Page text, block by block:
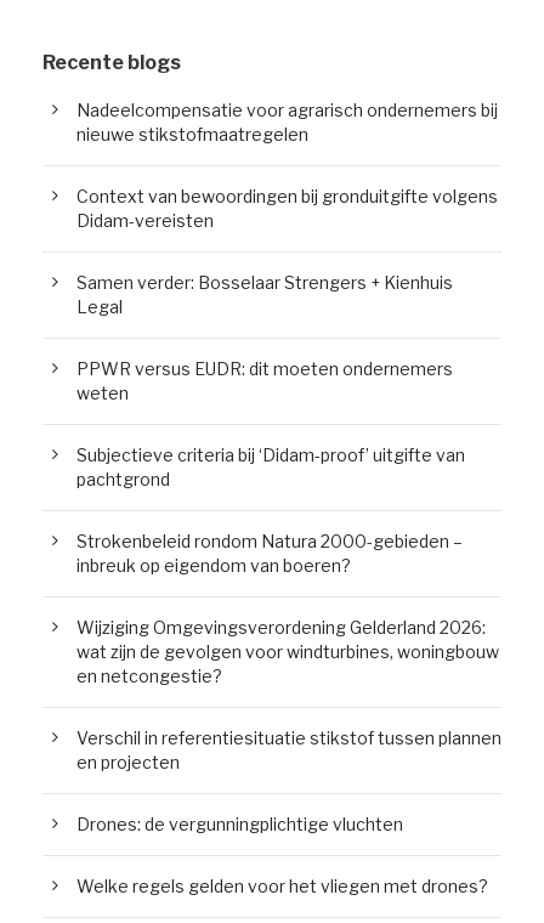
Recente blogs
Nadeelcompensatie voor agrarisch ondernemers bij
nieuwe stikstofmaatregelen
Context van bewoordingen bij gronduitgifte volgens
Didam-vereisten
Samen verder: Bosselaar Strengers + Kienhuis
Legal
PPWR versus EUDR: dit moeten ondernemers
weten
Subjectieve criteria bij ‘Didam-proof’ uitgifte van
pachtgrond
Strokenbeleid rondom Natura 2000-gebieden –
inbreuk op eigendom van boeren?
Wijziging Omgevingsverordening Gelderland 2026:
wat zijn de gevolgen voor windturbines, woningbouw
en netcongestie?
Verschil in referentiesituatie stikstof tussen plannen
en projecten
Drones: de vergunningplichtige vluchten
Welke regels gelden voor het vliegen met drones?